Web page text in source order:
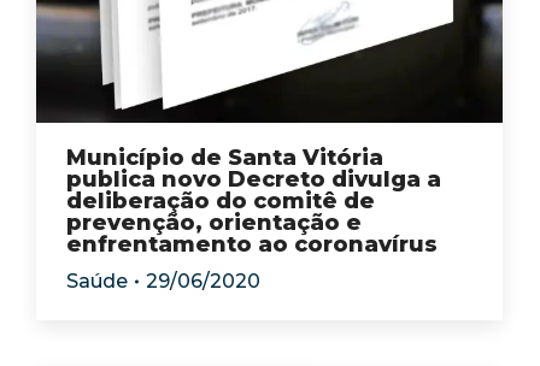
Município de Santa Vitória
publica novo Decreto divulga a
deliberação do comitê de
prevenção, orientação e
enfrentamento ao coronavírus
Saúde 29/06/2020